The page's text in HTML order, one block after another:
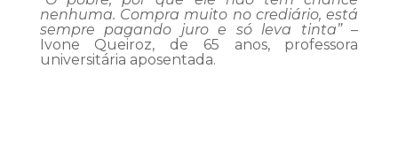
nenhuma. Compra muito no crediário, está
sempre pagando juro e só leva tinta”–
Ivone Queiroz, de 65 anos, professora
universitária aposentada.